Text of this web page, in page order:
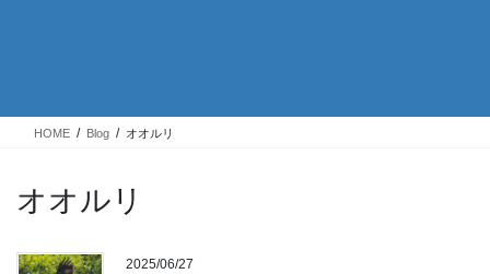
HOME Blog オオルリ
オオルリ
2025/06/27